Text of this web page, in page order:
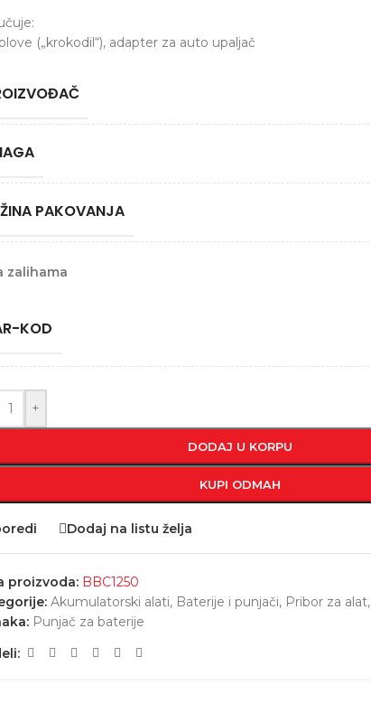
(„krokodil“), adapter za auto upaljač
PAKOVANJA
zalihama
KOD
+
DODAJ U KORPU
KUPI ODMAH
Dodaj na listu želja
proizvoda: BBC1250
Akumulatorski alati, Baterije i punjači, Pribor za alat,
Punjač za baterije